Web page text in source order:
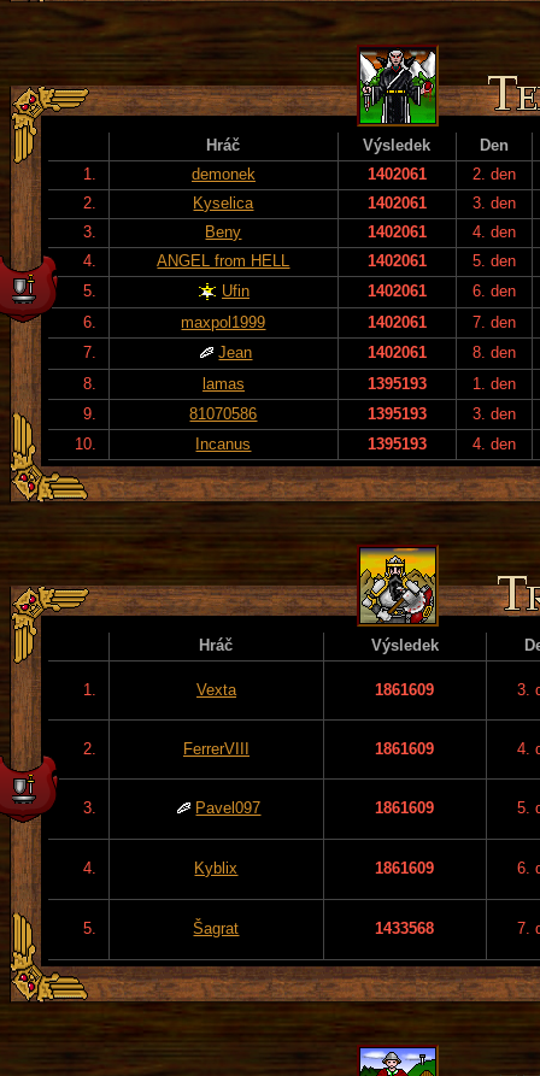
Hráč Výsledek
Den
1.
demonek 1402061
2. den
2.
Kyselica 1402061
3. den
3.
Beny 1402061
4. den
4.
ANGEL from HELL 1402061
5. den
5.
Ufin 1402061
6. den
6.
maxpol1999 1402061
7. den
7.
Jean 1402061
8. den
8.
lamas 1395193
1. den
9.
81070586 1395193
3. den
10.
Incanus 1395193 4. den
Hráč Výsledek
1. Vexta 1861609 3.
2. FerrerVIII 1861609 4.
3. Pavel097 1861609 5.
4. Kyblix 1861609 6.
5. Šagrat 1433568 7.